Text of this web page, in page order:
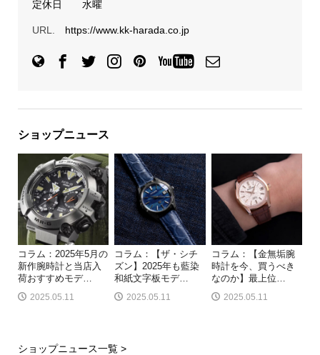
定休日 水曜
URL. https://www.kk-harada.co.jp
ショップニュース
コラム：2025年5月の
新作腕時計と当店入
荷おすすめモデ…
2025.05.11
コラム：【ザ・シチ
ズン】2025年も藍染
和紙文字板モデ…
2025.05.11
コラム：【金無垢腕
時計を今、買うべき
なのか】最上位
2025.05.11
ショップニュース一覧 >